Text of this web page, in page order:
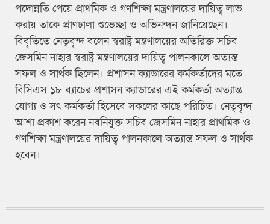
পদোন্নতি পেয়ে প্রাথমিক ও গণশিক্ষা মন্ত্রণালয়ের দায়িত্ব লাভ
করায় তাকে প্রাণঢালা শুভেচ্ছা ও অভিনন্দন জানিয়েছেন।
বিবৃতিতে নেতৃবৃন্দ বলেন স্বরাষ্ট্র মন্ত্রণালয়ের অতিরিক্ত সচিব
জেসমিন নাহার স্বরাষ্ট্র মন্ত্রণালয়ের দায়িত্ব পালনকালে অত্যন্ত
সফল ও সার্থক ছিলেন। প্রশাসন ক্যাডারের কর্মকর্তাদের মতে
বিসিএস ১৮ ব্যাচের প্রশাসন ক্যাডারের এই কর্মকর্তা অত্যান্ত
যোগ্য ও সৎ কর্মকর্তা হিসেবে সকলের কাছে পরিচিত। নেতৃবৃন্দ
আশা প্রকাশ করেন নবনিযুক্ত সচিব জেসমিন নাহার প্রাথমিক ও
গণশিক্ষা মন্ত্রণালয়ের দায়িত্ব পালনকালে অত্যান্ত সফল ও সার্থক
হবেন।